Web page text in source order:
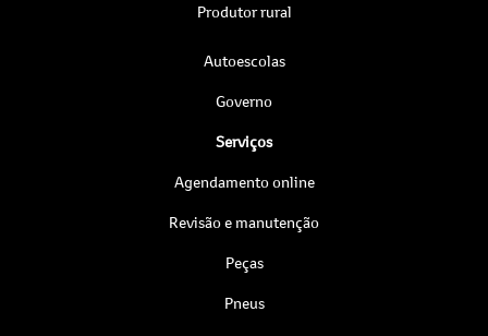
Produtor rural
Autoescolas
Governo
Serviços
Agendamento online
Revisão e manutenção
Peças
Pneus